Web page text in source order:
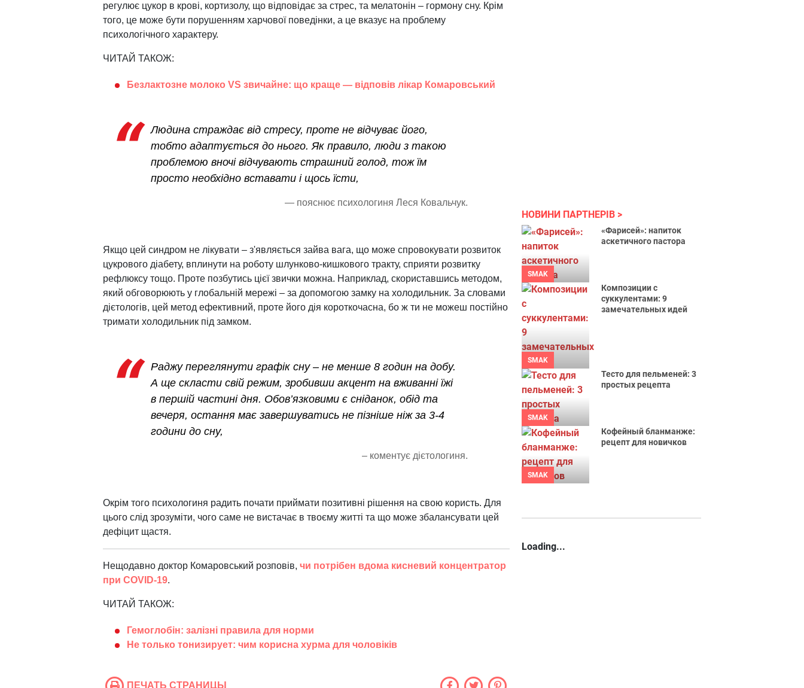
регулює цукор в крові, кортизолу, що відповідає за стрес, та мелатонін – гормону сну. Крім
того, це може бути порушенням харчової поведінки, а це вказує на проблему
психологічного характеру.
ЧИТАЙ ТАКОЖ:
Безлактозне молоко VS звичайне: що краще — відповів лікар Комаровський
Людина страждає від стресу, проте не відчуває його,
тобто адаптується до нього. Як правило, люди з такою
проблемою вночі відчувають страшний голод, тож їм
просто необхідно вставати і щось їсти,
— пояснює психологиня Леся Ковальчук.
Якщо цей синдром не лікувати – з'являється зайва вага, що може спровокувати розвиток
цукрового діабету, вплинути на роботу шлунково-кишкового тракту, сприяти розвитку
рефлюксу тощо. Проте позбутись цієї звички можна. Наприклад, скориставшись методом,
який обговорюють у глобальній мережі – за допомогою замку на холодильник. За словами
дієтологів, цей метод ефективний, проте його дія короткочасна, бо ж ти не можеш постійно
тримати холодильник під замком.
Раджу переглянути графік сну – не менше 8 годин на добу.
А ще скласти свій режим, зробивши акцент на вживанні їжі
в першій частині дня. Обов’язковими є сніданок, обід та
вечеря, остання має завершуватись не пізніше ніж за 3-4
години до сну,
– коментує дієтологиня.
Окрім того психологиня радить почати приймати позитивні рішення на свою користь. Для
цього слід зрозуміти, чого саме не вистачає в твоєму житті та що може збалансувати цей
дефіцит щастя.
Нещодавно доктор Комаровський розповів, чи потрібен вдома кисневий концентратор
при COVID-19.
ЧИТАЙ ТАКОЖ:
Гемоглобін: залізні правила для норми
Не только тонизирует: чим корисна хурма для чоловіків
ПЕЧАТЬ СТРАНИЦЫ
НОВИНИ ПАРТНЕРІВ
SMAK
«Фарисей»: напиток
аскетичного пастора
SMAK
Композиции с
суккулентами: 9
замечательных идей
SMAK
Тесто для пельменей: 3
простых рецепта
SMAK
Кофейный бланманже:
рецепт для новичков
Loading...